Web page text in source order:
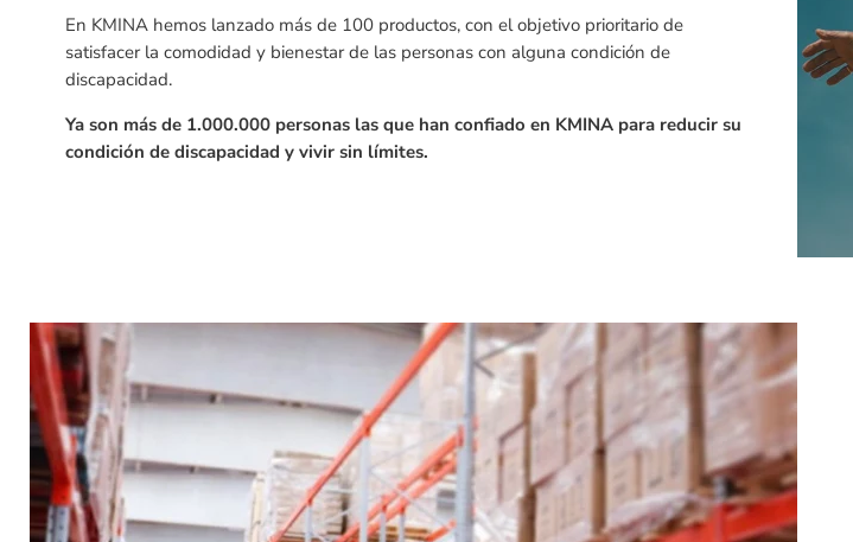
En KMINA hemos lanzado más de 100 productos, con el objetivo prioritario de
satisfacer la comodidad y bienestar de las personas con alguna condición de
discapacidad.
Ya son más de 1.000.000 personas las que han confiado en KMINA para reducir su
condición de discapacidad y vivir sin límites.